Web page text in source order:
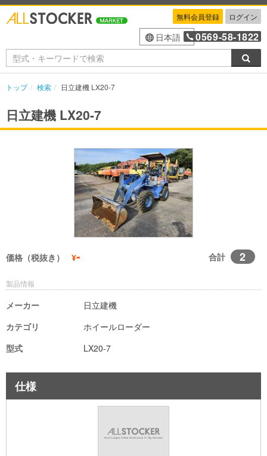
無料会員登録 ログイン
日本語 0569-58-1822
トップ 検索 日立建機 LX20-7
日立建機 LX20-7
価格（税抜き） ¥- 合計 2
製品情報
メーカー
日立建機
カテゴリ
ホイールローダー
型式
LX20-7
仕様